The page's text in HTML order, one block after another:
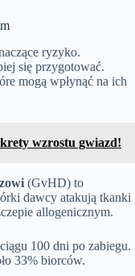
ryzyko.
się przygotować.
mogą wpłynąć na ich
wzrostu gwiazd!
(GvHD) to
dawcy atakują tkanki
allogenicznym.
100 dni po zabiegu.
33% biorców.